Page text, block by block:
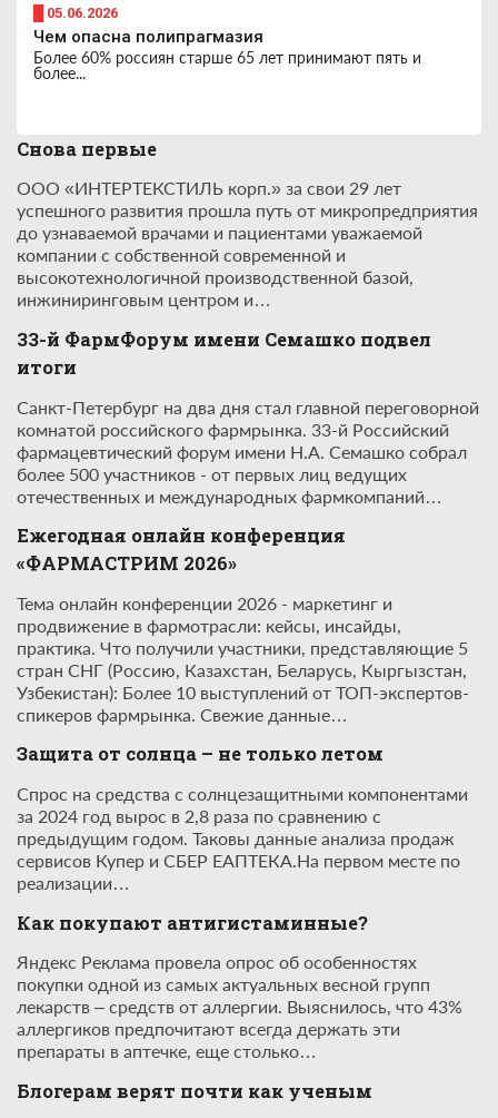
█ 05.06.2026
Чем опасна полипрагмазия
Более 60% россиян старше 65 лет принимают пять и
более...
Снова первые
ООО «ИНТЕРТЕКСТИЛЬ корп.» за свои 29 лет
успешного развития прошла путь от микропредприятия
до узнаваемой врачами и пациентами уважаемой
компании с собственной современной и
высокотехнологичной производственной базой,
инжиниринговым центром и…
33-й ФармФорум имени Семашко подвел
итоги
Санкт-Петербург на два дня стал главной переговорной
комнатой российского фармрынка. 33-й Российский
фармацевтический форум имени Н.А. Семашко собрал
более 500 участников - от первых лиц ведущих
отечественных и международных фармкомпаний…
Ежегодная онлайн конференция
«ФАРМАСТРИМ 2026»
Тема онлайн конференции 2026 - маркетинг и
продвижение в фармотрасли: кейсы, инсайды,
практика. Что получили участники, представляющие 5
стран СНГ (Россию, Казахстан, Беларусь, Кыргызстан,
Узбекистан): Более 10 выступлений от ТОП-экспертов-
спикеров фармрынка. Свежие данные…
Защита от солнца – не только летом
Спрос на средства с солнцезащитными компонентами
за 2024 год вырос в 2,8 раза по сравнению с
предыдущим годом. Таковы данные анализа продаж
сервисов Купер и СБЕР ЕАПТЕКА.На первом месте по
реализации…
Как покупают антигистаминные?
Яндекс Реклама провела опрос об особенностях
покупки одной из самых актуальных весной групп
лекарств – средств от аллергии. Выяснилось, что 43%
аллергиков предпочитают всегда держать эти
препараты в аптечке, еще столько…
Блогерам верят почти как ученым